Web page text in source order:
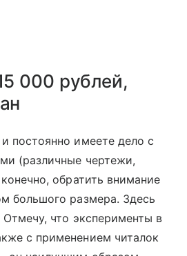
000 рублей,
постоянно имеете дело с
(различные чертежи,
обратить внимание
большого размера. Здесь
что эксперименты в
с применением читалок